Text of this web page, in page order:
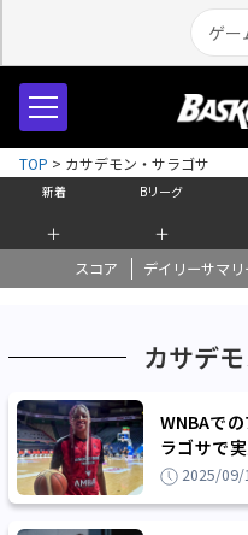
新着
＋
Bリーグ
＋
スコア デイリーサマリ
TOP > カサデモン・サラゴサ
カサデ
WNBAで
ラゴサで
的な熱量を
2025/09/